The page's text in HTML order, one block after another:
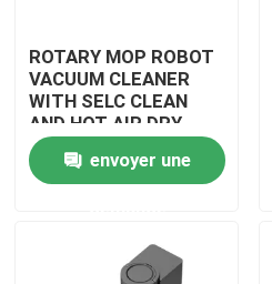
ROTARY MOP ROBOT
VACUUM CLEANER
WITH SELC CLEAN
AND HOT AIR DRY
MOP
envoyer une